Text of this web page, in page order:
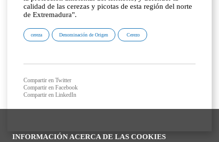
INFORMACIÓN ACERCA DE LAS COOKIES
calidad de las cerezas y picotas de esta región del norte
de Extremadura".
cereza Denominación de Origen Cerezo
Compartir en Twitter
Compartir en Facebook
Compartir en LinkedIn